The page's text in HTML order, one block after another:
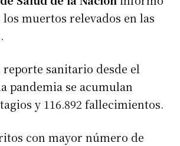
muertos relevados en las
reporte sanitario desde el
pandemia se acumulan
y 116.892 fallecimientos.
con mayor número de